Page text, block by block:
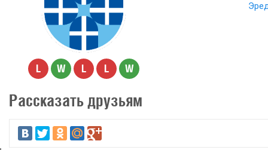
L W L L W
Рассказать друзьям